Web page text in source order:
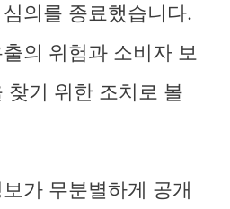
의를 종료했습니다.
의 위험과 소비자 보
찾기 위한 조치로 볼
가 무분별하게 공개